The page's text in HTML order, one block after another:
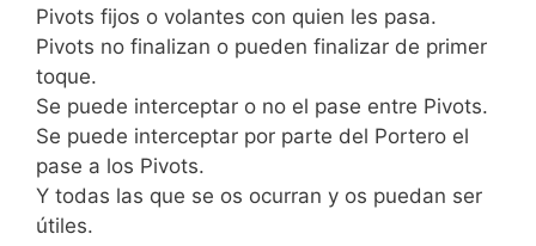
Pivots fijos o volantes con quien les pasa.
Pivots no finalizan o pueden finalizar de primer
toque.
Se puede interceptar o no el pase entre Pivots.
Se puede interceptar por parte del Portero el
pase a los Pivots.
Y todas las que se os ocurran y os puedan ser
útiles.